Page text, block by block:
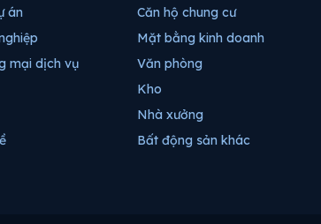
án
mại dịch vụ
Căn hộ chung cư
Mặt bằng kinh doanh
Văn phòng
Kho
Nhà xưởng
Bất động sản khác